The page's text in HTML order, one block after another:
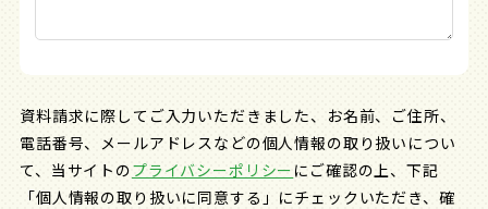
資料請求に際してご入力いただきました、お名前、ご住所、
電話番号、メールアドレスなどの個人情報の取り扱いについ
て、 当サイトのプライバシーポリシー にご確認の上、下記
「個人情報の取り扱いに同意する」にチェックいただき、 確